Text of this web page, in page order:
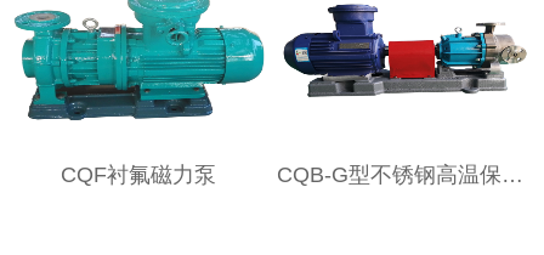
CQF衬氟磁力泵 CQB-G型不锈钢高温保温磁力泵